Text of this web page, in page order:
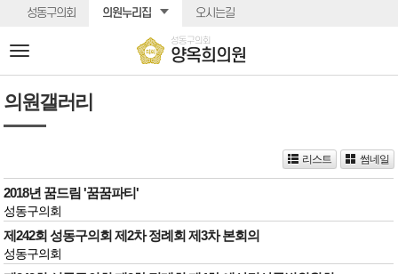
본문바로가기
성동구의회 의원누리집 오시는길
성동구의회
양옥희의원
전
뉴
의원갤러리
리스트 썸네일
2018년 꿈드림 '꿈꿈파티'
성동구의회
제242회 성동구의회 제2차 정례회 제3차 본회의
성동구의회